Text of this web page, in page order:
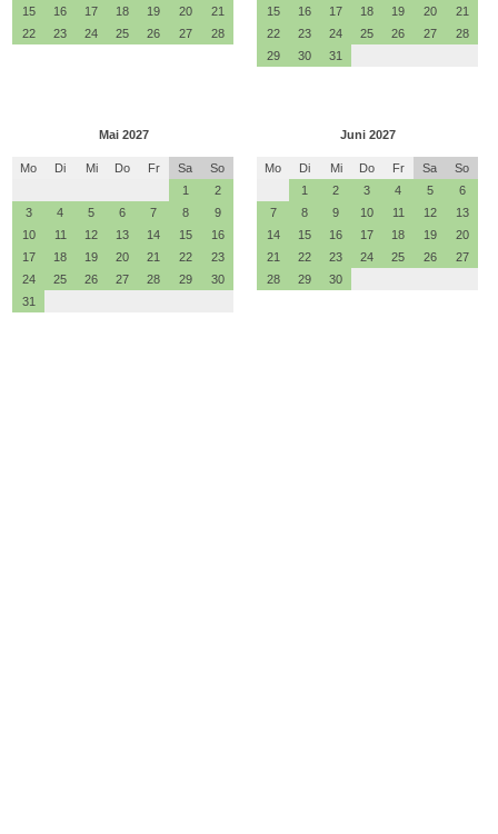
15
16 17 18 19 20
21
22
23 24 25 26 27 28
15
16 17 18 19 20
21
22
23 24 25 26 27
28
29
30 31
Mai 2027
Mo Di Mi Do Fr Sa
So
1
2
3
4 5 6 7 8
9
10
11 12 13 14 15
16
17
18 19 20 21 22
23
24
25 26 27 28 29
30
31
Juni 2027
Mo Di Mi Do Fr Sa
So
1
2 3 4 5
6
7
8 9 10 11 12
13
14
15 16 17 18 19
20
21
22 23 24 25 26
27
28
29 30